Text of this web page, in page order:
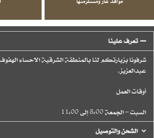
تعرف علينا
شرفونا بزيارتكم لنا بالمنطقة الشرقية الاحساء
عبدالعزيز.
أوقات العمل
السبت – الجمعة 8:00 إلى 11:00
الشحن والتوصيل